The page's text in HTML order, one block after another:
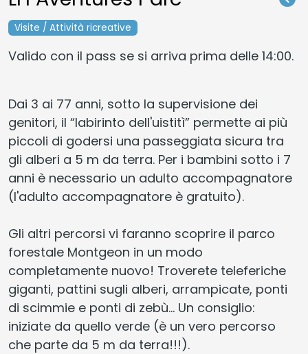
Visite / Attività ricreative
Valido con il pass se si arriva prima delle 14:00.
Dai 3 ai 77 anni, sotto la supervisione dei
genitori, il “labirinto dell'uistitì” permette ai più
piccoli di godersi una passeggiata sicura tra
gli alberi a 5 m da terra. Per i bambini sotto i 7
anni è necessario un adulto accompagnatore
(l'adulto accompagnatore è gratuito).
Gli altri percorsi vi faranno scoprire il parco
forestale Montgeon in un modo
completamente nuovo! Troverete teleferiche
giganti, pattini sugli alberi, arrampicate, ponti
di scimmie e ponti di zebù... Un consiglio:
iniziate da quello verde (è un vero percorso
che parte da 5 m da terra!!!).